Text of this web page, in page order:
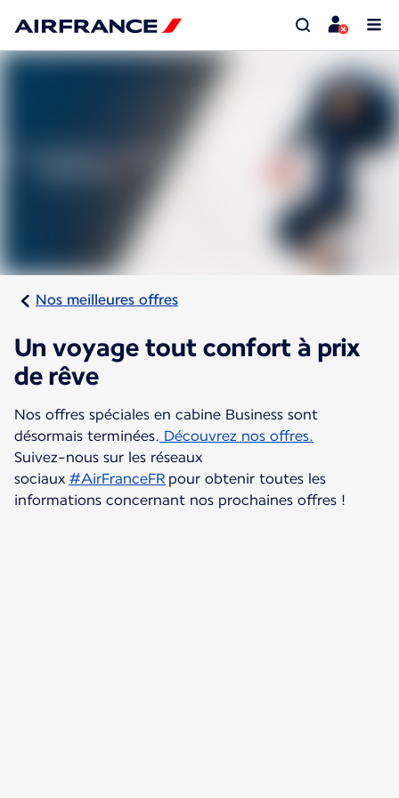
Nos meilleures offres
Un voyage tout confort à prix
de rêve
Nos offres spéciales en cabine Business sont
désormais terminées. Découvrez nos offres.
Suivez-nous sur les réseaux
sociaux #AirFranceFR pour obtenir toutes les
informations concernant nos prochaines offres !